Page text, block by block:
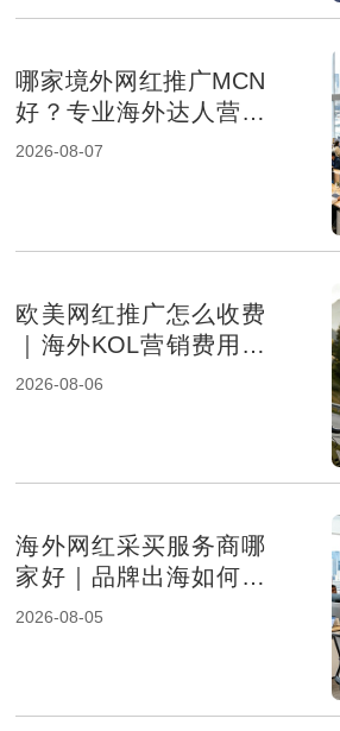
哪家境外网红推广MCN
好？专业海外达人营销
机构盘点
2026-08-07
欧美网红推广怎么收费
｜海外KOL营销费用组
成及报价影响因素解析
2026-08-06
海外网红采买服务商哪
家好｜品牌出海如何选
择专业KOL采购机构
2026-08-05